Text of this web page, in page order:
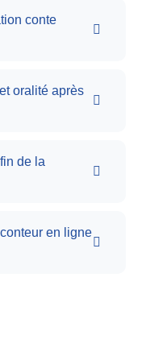
conte
oralité après
de la
en ligne